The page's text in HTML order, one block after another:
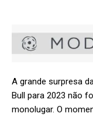
A grande surpresa
Bull para 2023 não
monolugar. O